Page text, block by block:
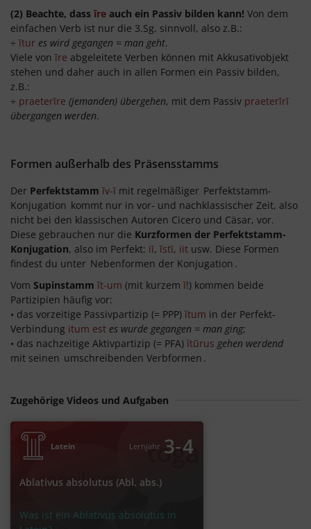
(2) Beachte, dass īre auch ein Passiv bilden kann! Von dem
einfachen Verb ist nur die 3.Sg. sinnvoll, also z.B.:
÷ ītur es wird gegangen = man geht.
Viele von īre abgeleitete Verben können mit Akkusativobjekt
stehen und daher auch in allen Formen ein Passiv bilden,
z.B.:
÷ praeterīre (jemanden) übergehen, mit dem Passiv praeterīrī
übergangen werden.
Formen außerhalb des Präsensstamms
Der Perfektstamm īv-ī mit regelmäßiger Perfektstamm-
Konjugation kommt nur in vor- und nachklassischer Zeit, also
nicht bei den klassischen Autoren Cicero und Cäsar, vor.
Diese gebrauchen nur die Kurzformen der Perfektstamm-
Konjugation, also im Perfekt: iī, īstī, iit usw. Diese Formen
findest du unter Nebenformen der Konjugation .
Vom Supinstamm ĭt-um (mit kurzem ĭ!) kommen beide
Partizipien häufig vor:
• das vorzeitige Passivpartizip (= PPP) ĭtum in der Perfekt-
Verbindung itum est es wurde gegangen = man ging;
• das nachzeitige Aktivpartizip (= PFA) ĭtūrus gehen werdend
mit seinen umschreibenden Verbformen .
Zugehörige Videos und Aufgaben
Latein Lernjahr 3‐4
Ablativus absolutus (Abl. abs.)
Was ist ein Ablativus absolutus in